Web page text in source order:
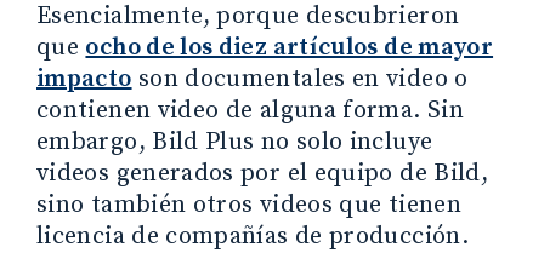
Esencialmente, porque descubrieron
queocho de los diez artículos de mayor
impactoson documentales en video o
contienen video de alguna forma. Sin
embargo, Bild Plus no solo incluye
videos generados por el equipo de Bild,
sino también otros videos que tienen
licencia de compañías de producción.